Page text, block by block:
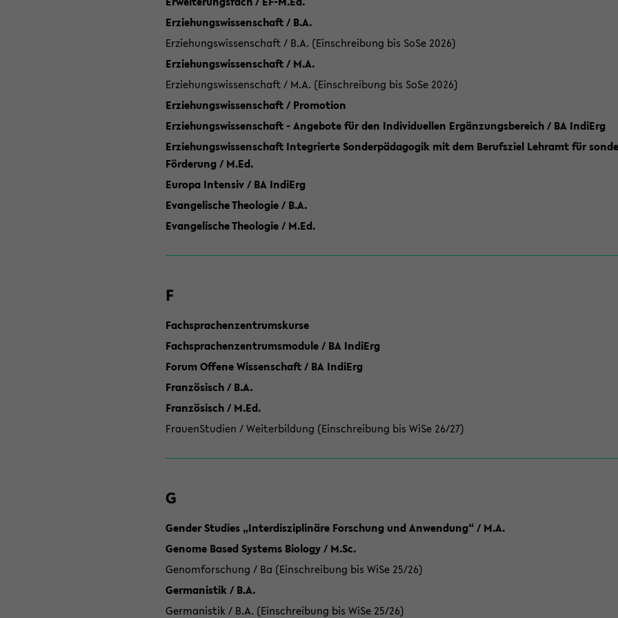
Erziehungswissenschaft / B.A.
Erziehungswissenschaft / B.A. (Einschreibung bis SoSe 2026)
Erziehungswissenschaft / M.A.
Erziehungswissenschaft / M.A. (Einschreibung bis SoSe 2026)
Erziehungswissenschaft / Promotion
Erziehungswissenschaft - Angebote für den Individuellen Ergänzungsbereich / BA IndiErg
Erziehungswissenschaft Integrierte Sonderpädagogik mit dem Berufsziel Lehramt für
Förderung / M.Ed.
Europa Intensiv / BA IndiErg
Evangelische Theologie / B.A.
Evangelische Theologie / M.Ed.
F
Fachsprachenzentrumskurse
Fachsprachenzentrumsmodule / BA IndiErg
Forum Offene Wissenschaft / BA IndiErg
Französisch / B.A.
Französisch / M.Ed.
FrauenStudien / Weiterbildung (Einschreibung bis WiSe 26/27)
G
Gender Studies „Interdisziplinäre Forschung und Anwendung“ / M.A.
Genome Based Systems Biology / M.Sc.
Genomforschung / Ba (Einschreibung bis WiSe 25/26)
Germanistik / B.A.
Germanistik / B.A. (Einschreibung bis WiSe 25/26)